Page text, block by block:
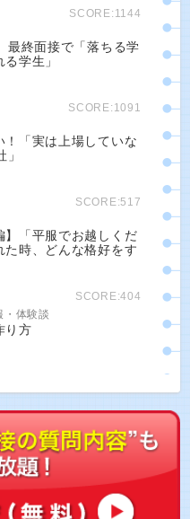
SCORE:1144
最終面接で「落ちる学
学生」
SCORE:1091
！「実は上場していな
」
SCORE:517
】「平服でお越しくだ
た時、どんな格好をす
SCORE:404
・体験談
り方